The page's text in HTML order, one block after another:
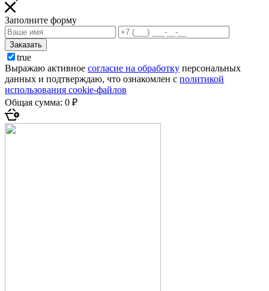
Заполните форму
Заказать
true
Выражаю активное согласие на обработку персональных
данных и подтверждаю, что ознакомлен с политикой
использования cookie-файлов
Общая сумма: 0 ₽